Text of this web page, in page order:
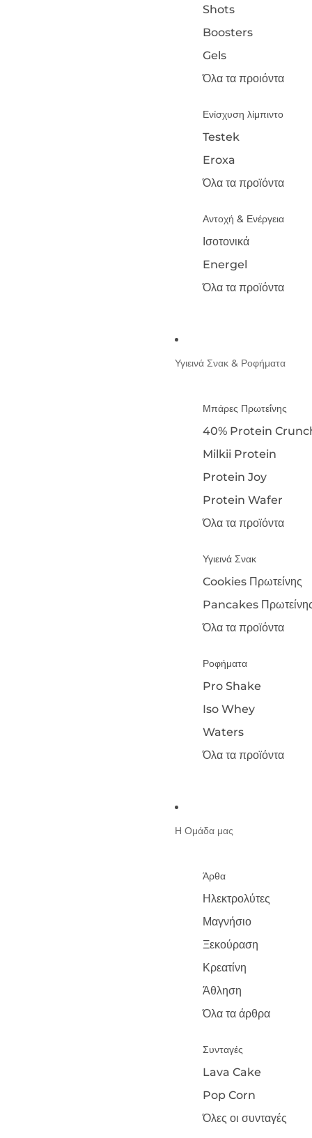
Shots
Boosters
Gels
Όλα τα προιόντα
Ενίσχυση λίμπιντο
Testek
Eroxa
Όλα τα προϊόντα
Αντοχή & Ενέργεια
Ισοτονικά
Energel
Όλα τα προϊόντα
Υγιεινά Σνακ & Ροφήματα
Μπάρες Πρωτεΐνης
40% Protein
Milkii Protein
Protein Joy
Protein Wafer
Όλα τα προϊόντα
Υγιεινά Σνακ
Cookies Πρωτείνης
Pancakes
Όλα τα προϊόντα
Ροφήματα
Pro Shake
Iso Whey
Waters
Όλα τα προϊόντα
Η Ομάδα μας
Άρθα
Ηλεκτρολύτες
Μαγνήσιο
Ξεκούραση
Κρεατίνη
Άθληση
Όλα τα άρθρα
Συνταγές
Lava Cake
Pop Corn
Όλες οι συνταγές